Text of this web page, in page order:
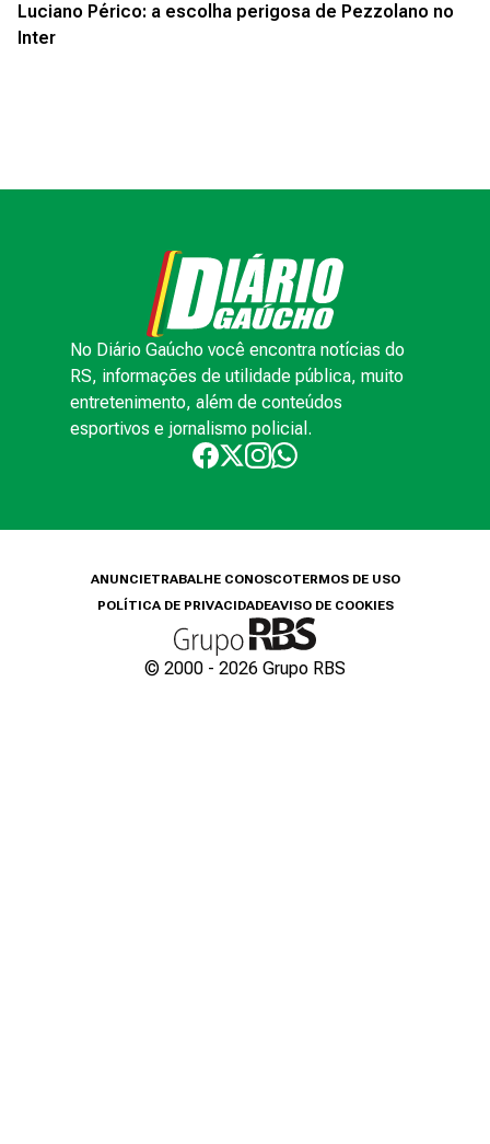
Luciano Périco: a escolha perigosa de Pezzolano no
Inter
No Diário Gaúcho você encontra notícias do
RS, informações de utilidade pública, muito
entretenimento, além de conteúdos
esportivos e jornalismo policial.
ANUNCIETRABALHE CONOSCOTERMOS DE USO
POLÍTICA DE PRIVACIDADEAVISO DE COOKIES
© 2000 - 2026 Grupo RBS